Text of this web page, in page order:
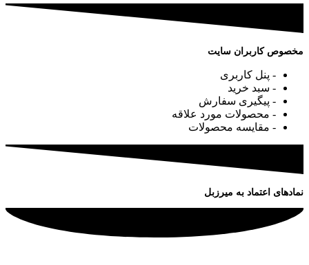
مخصوص کاربران سایت
- پنل کاربری
- سبد خرید
- پیگیری سفارش
- محصولات مورد علاقه
- مقایسه محصولات
نمادهای اعتماد به میرزبل